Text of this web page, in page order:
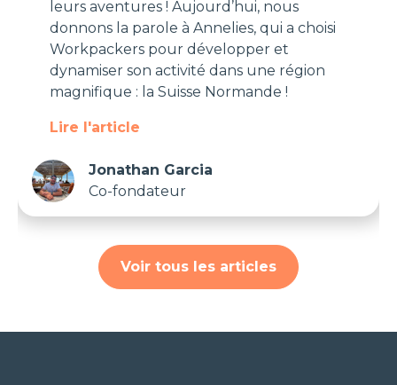
leurs aventures ! Aujourd’hui, nous
donnons la parole à Annelies, qui a choisi
Workpackers pour développer et
dynamiser son activité dans une région
magnifique : la Suisse Normande !
Lire l'article
Jonathan Garcia
Co-fondateur
Voir tous les articles